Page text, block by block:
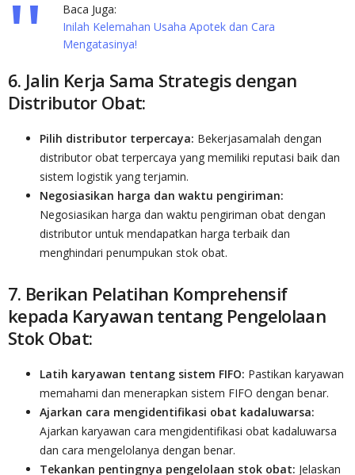
Baca Juga:
Inilah Kelemahan Usaha Apotek dan Cara
Mengatasinya!
6. Jalin Kerja Sama Strategis dengan
Distributor Obat:
Pilih distributor terpercaya: Bekerjasamalah dengan
distributor obat terpercaya yang memiliki reputasi baik dan
sistem logistik yang terjamin.
Negosiasikan harga dan waktu pengiriman:
Negosiasikan harga dan waktu pengiriman obat dengan
distributor untuk mendapatkan harga terbaik dan
menghindari penumpukan stok obat.
7. Berikan Pelatihan Komprehensif
kepada Karyawan tentang Pengelolaan
Stok Obat:
Latih karyawan tentang sistem FIFO: Pastikan karyawan
memahami dan menerapkan sistem FIFO dengan benar.
Ajarkan cara mengidentifikasi obat kadaluwarsa:
Ajarkan karyawan cara mengidentifikasi obat kadaluwarsa
dan cara mengelolanya dengan benar.
Tekankan pentingnya pengelolaan stok obat: Jelaskan